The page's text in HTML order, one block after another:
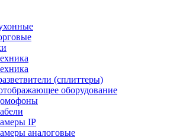
(сплиттеры)
оборудование
IP
аналоговые